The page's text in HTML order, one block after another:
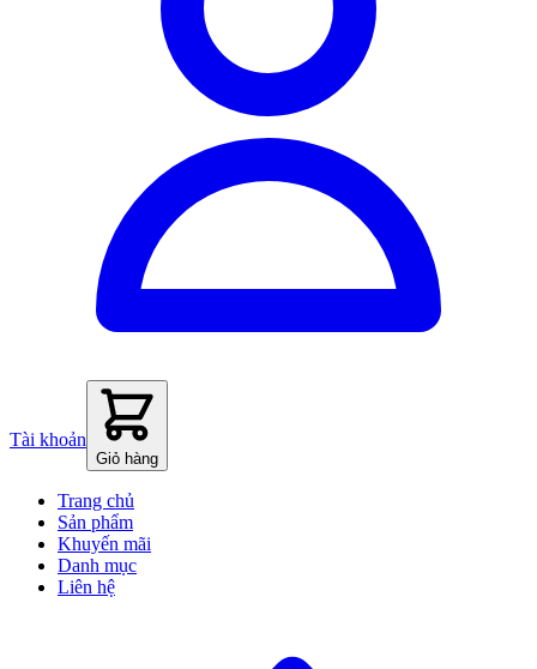
Tài khoản
Giỏ hàng
Trang chủ
Sản phẩm
Khuyến mãi
Danh mục
Liên hệ